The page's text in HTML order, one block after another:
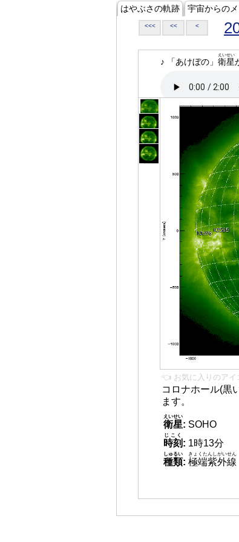
はやぶさの軌跡 宇宙からの
<<< << <
♪ 「あけぼの」 衛星
えいせい
👈 お気に入りのアイ
コロナホール(黒
ます。
衛星
えいせい
: SOHO
時刻
じこく
: 1時13分
種類
しゅるい
: 極端紫外線
きょくたんしがいせん